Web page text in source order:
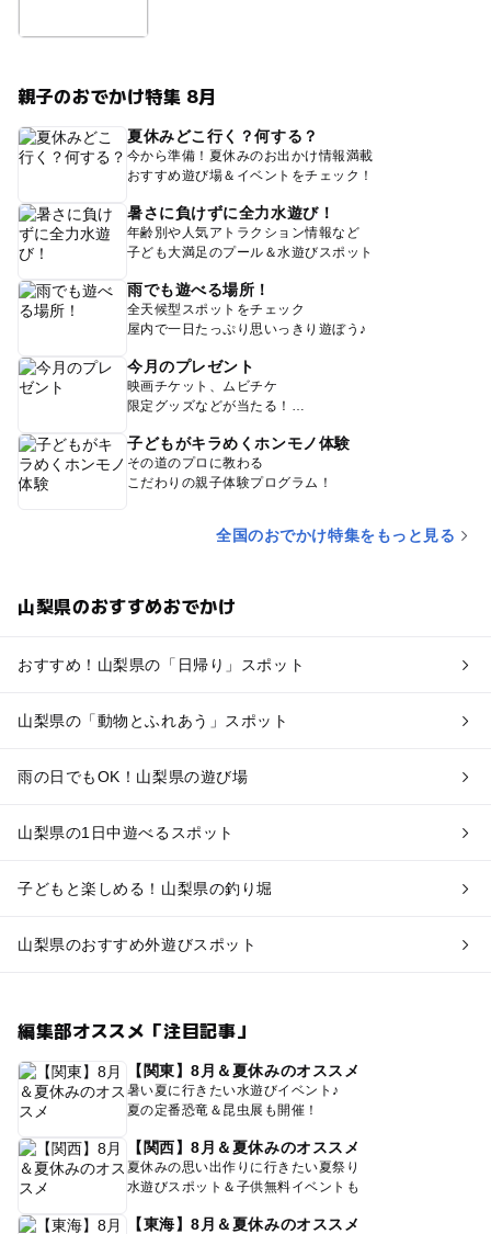
親子のおでかけ特集 8月
夏休みどこ行く？何する？
今から準備！夏休みのお出かけ情報満載
おすすめ遊び場＆イベントをチェック！
暑さに負けずに全力水遊び！
年齢別や人気アトラクション情報など
子ども大満足のプール＆水遊びスポット
雨でも遊べる場所！
全天候型スポットをチェック
屋内で一日たっぷり思いっきり遊ぼう♪
今月のプレゼント
映画チケット、ムビチケ
限定グッズなどが当たる！
子どもがキラめくホンモノ体験
その道のプロに教わる
こだわりの親子体験プログラム！
全国のおでかけ特集をもっと見る
山梨県のおすすめおでかけ
おすすめ！山梨県の「日帰り」スポット
山梨県の「動物とふれあう」スポット
雨の日でもOK！山梨県の遊び場
山梨県の1日中遊べるスポット
子どもと楽しめる！山梨県の釣り堀
山梨県のおすすめ外遊びスポット
編集部オススメ「注目記事」
【関東】8月＆夏休みのオススメ
暑い夏に行きたい水遊びイベント♪
夏の定番恐竜＆昆虫展も開催！
【関西】8月＆夏休みのオススメ
夏休みの思い出作りに行きたい夏祭り
水遊びスポット＆子供無料イベントも
【東海】8月＆夏休みのオススメ